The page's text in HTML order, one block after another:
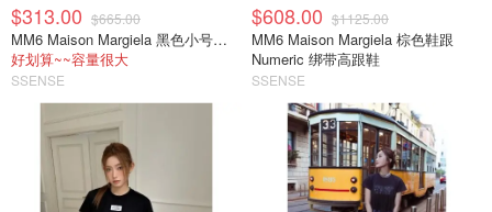
$313.00 $665.00
MM6 Maison Margiela 黑色小号托特包
好划算~~容量很大
SSENSE
$608.00 $1125.00
MM6 Maison Margiela 棕色鞋跟
Numeric 绑带高跟鞋
SSENSE